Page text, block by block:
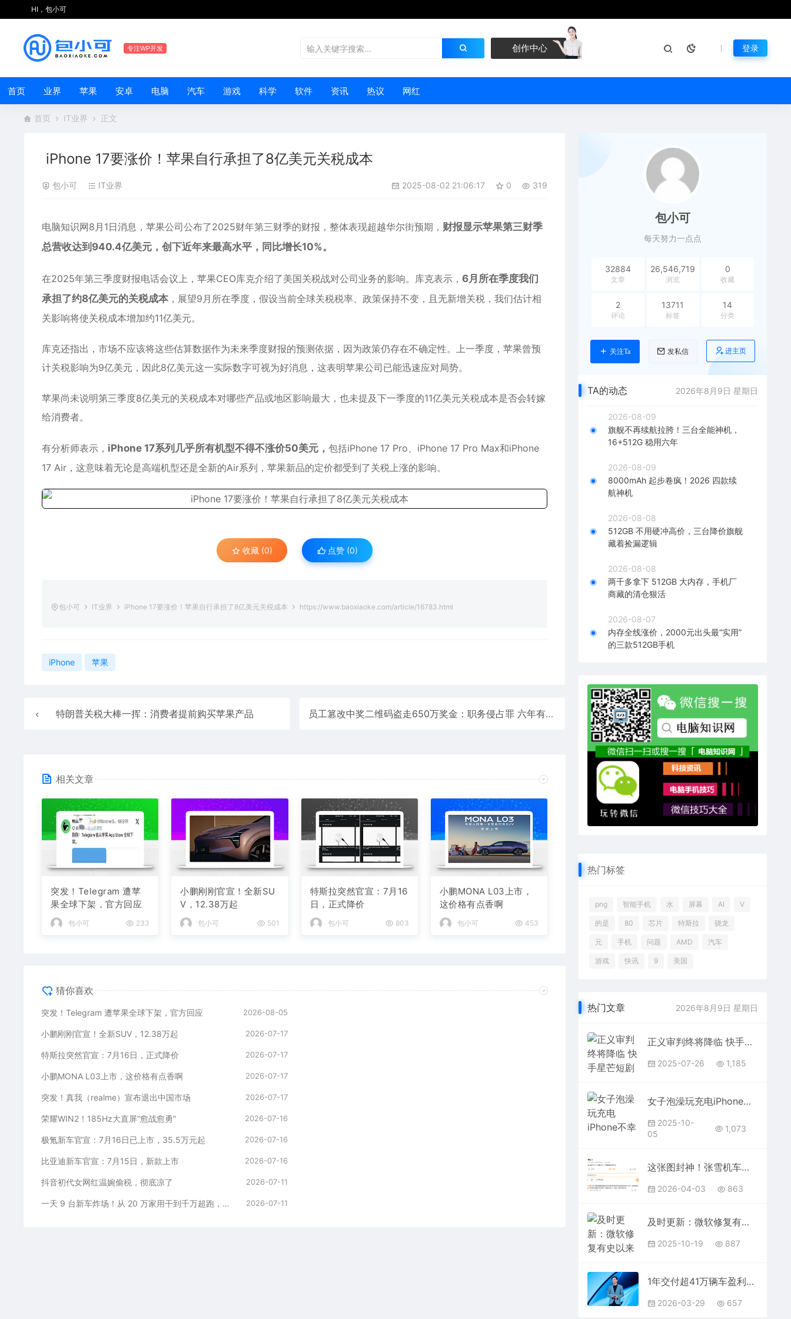
HI，包小可
专注WP开发 创作中心 登录
首页 业界 苹果 安卓 电脑 汽车 游戏 科学 软件 资讯 热议 网红
首页 IT业界 正文
iPhone 17要涨价！苹果自行承担了8亿美元关税成本
包小可 IT业界 2025-08-02 21:06:17 0 319
电脑知识网8月1日消息， 苹果公司公布了2025财年第三财季的财报，整体表现超越华尔街预期， 财报显示苹果第三财季
总营收达到940.4亿美元，创下近年来最高水平，同比增长10%。
在2025年第三季度财报电话会议上，苹果CEO库克介绍了美国关税战对公司业务的影响。库克表示， 6月所在季度我们
承担了约8亿美元的关税成本，展望9月所在季度，假设当前全球关税税率、政策保持不变，且无新增关税，我们估计相
关影响将使关税成本增加约11亿美元。
库克还指出，市场不应该将这些估算数据作为未来季度财报的预测依据，因为政策仍存在不确定性。上一季度，苹果曾预
计关税影响为9亿美元，因此8亿美元这一实际数字可视为好消息，这表明苹果公司已能迅速应对局势。
苹果尚未说明第三季度8亿美元的关税成本对哪些产品或地区影响最大，也未提及下一季度的11亿美元关税成本是否会转嫁
给消费者。
有分析师表示， iPhone 17系列几乎所有机型不得不涨价50美元， 包括iPhone 17 Pro、iPhone 17 Pro Max和iPhone
17 Air，这意味着无论是高端机型还是全新的Air系列，苹果新品的定价都受到了关税上涨的影响。
收藏 (0) 点赞 (0)
包小可 IT业界 iPhone 17要涨价！苹果自行承担了8亿美元关税成本 https://www.baoxiaoke.com/article/16783.html
iPhone 苹果
特朗普关税大棒一挥：消费者提前购买苹果产品 员工篡改中奖二维码盗走650万奖金：职务侵占罪 六年有期
相关文章
突发！Telegram 遭苹
果全球下架，官方回应
包小可 233
小鹏刚刚官宣！全新SU
V，12.38万起
包小可 501
特斯拉突然官宣：7月16
日，正式降价
包小可 803
小鹏MONA L03上市，
这价格有点香啊
包小可 453
猜你喜欢
突发！Telegram 遭苹果全球下架，官方回应 2026-08-05
小鹏刚刚官宣！全新SUV，12.38万起 2026-07-17
特斯拉突然官宣：7月16日，正式降价 2026-07-17
小鹏MONA L03上市，这价格有点香啊 2026-07-17
突发！真我（realme）宣布退出中国市场 2026-07-17
荣耀WIN2！185Hz大直屏“愈战愈勇” 2026-07-16
极氪新车官宣：7月16日已上市，35.5万元起 2026-07-16
比亚迪新车官宣：7月15日，新款上市 2026-07-16
抖音初代女网红温婉偷税，彻底凉了 2026-07-11
一天 9 台新车炸场！从 20 万家用干到千万超跑，全价位全覆盖 2026-07-11
包小可
每天努力一点点
32884
文章
26,546,719
浏览
0
收藏
2
评论
13711
标签
14
分类
关注Ta 发私信 进主页
TA的动态 2026年8月9日 星期日
2026-08-09
旗舰不再续航拉胯！三台全能神机，
16+512G 稳用六年
2026-08-09
8000mAh 起步卷疯！2026 四款续
航神机
2026-08-08
512GB 不用硬冲高价，三台降价旗舰
藏着捡漏逻辑
2026-08-08
两千多拿下 512GB 大内存，手机厂
商藏的清仓狠活
2026-08-07
内存全线涨价，2000元出头最“实用”
的三款512GB手机
热门标签
png 智能手机 水 屏幕 AI V
的是 80 芯片 特斯拉 骁龙
元 手机 问题 AMD 汽车
游戏 快讯 9 美国
热门文章 2026年8月9日 星期日
正义审判终将降临 快手星芒短剧《黑桃四姐妹》彰显治愈内核
2025-07-26 1,185
女子泡澡玩充电iPhone不幸触电身亡！其丈夫：手机包装没警告
2025-10-
05
1,073
这张图封神！张雪机车兑现早年承诺：看我怎样用中国制造干掉日本制造
2026-04-03 863
及时更新：微软修复有史以来最严重ASP.NET Core漏洞！
2025-10-19 887
1年交付超41万辆车盈利9亿元！小米汽车平均税后单价251171元
2026-03-29 657